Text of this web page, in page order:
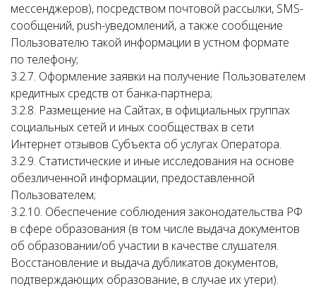
мессенджеров), посредством почтовой рассылки, SMS-
сообщений, push-уведомлений, а также сообщение
Пользователю такой информации в устном формате
по телефону;
3.2.7. Оформление заявки на получение Пользователем
кредитных средств от банка-партнера;
3.2.8. Размещение на Сайтах, в официальных группах
социальных сетей и иных сообществах в сети
Интернет отзывов Субъекта об услугах Оператора.
3.2.9. Статистические и иные исследования на основе
обезличенной информации, предоставленной
Пользователем;
3.2.10. Обеспечение соблюдения законодательства РФ
в сфере образования (в том числе выдача документов
об образовании/об участии в качестве слушателя.
Восстановление и выдача дубликатов документов,
подтверждающих образование, в случае их утери).